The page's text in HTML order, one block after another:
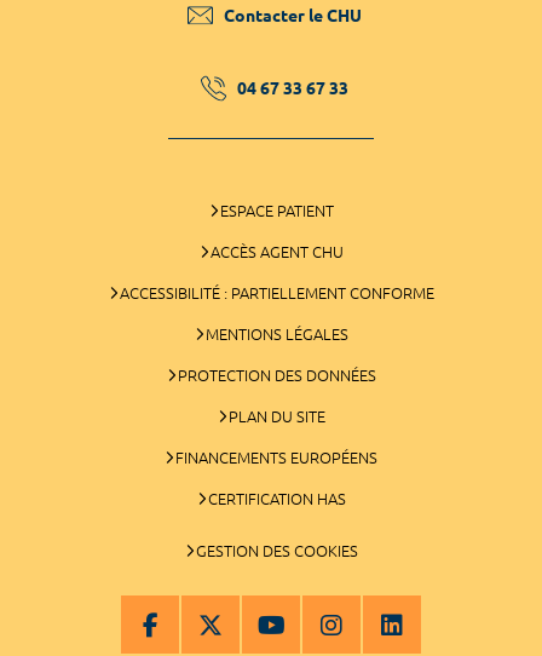
Contacter le CHU
04 67 33 67 33
ESPACE PATIENT
ACCÈS AGENT CHU
ACCESSIBILITÉ : PARTIELLEMENT CONFORME
MENTIONS LÉGALES
PROTECTION DES DONNÉES
PLAN DU SITE
FINANCEMENTS EUROPÉENS
CERTIFICATION HAS
GESTION DES COOKIES